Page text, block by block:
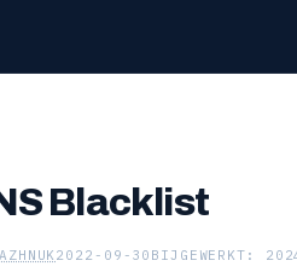
Blacklist
2022-09-30 BIJGEWERKT: